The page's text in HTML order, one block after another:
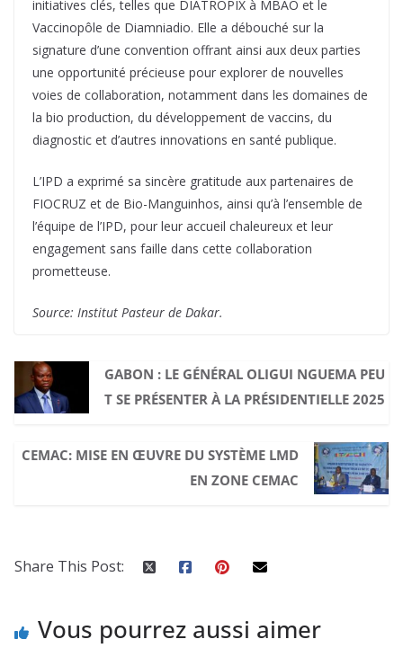
initiatives clés, telles que DIATROPIX à MBAO et le
Vaccinopôle de Diamniadio. Elle a débouché sur la
signature d’une convention offrant ainsi aux deux parties
une opportunité précieuse pour explorer de nouvelles
voies de collaboration, notamment dans les domaines de
la bio production, du développement de vaccins, du
diagnostic et d’autres innovations en santé publique.
L’IPD a exprimé sa sincère gratitude aux partenaires de
FIOCRUZ et de Bio-Manguinhos, ainsi qu’à l’ensemble de
l’équipe de l’IPD, pour leur accueil chaleureux et leur
engagement sans faille dans cette collaboration
prometteuse.
Source: Institut Pasteur de Dakar.
GABON : LE GÉNÉRAL OLIGUI NGUEMA PEU
T SE PRÉSENTER À LA PRÉSIDENTIELLE 2025
CEMAC: MISE EN ŒUVRE DU SYSTÈME LMD
EN ZONE CEMAC
Share This Post:
Vous pourrez aussi aimer